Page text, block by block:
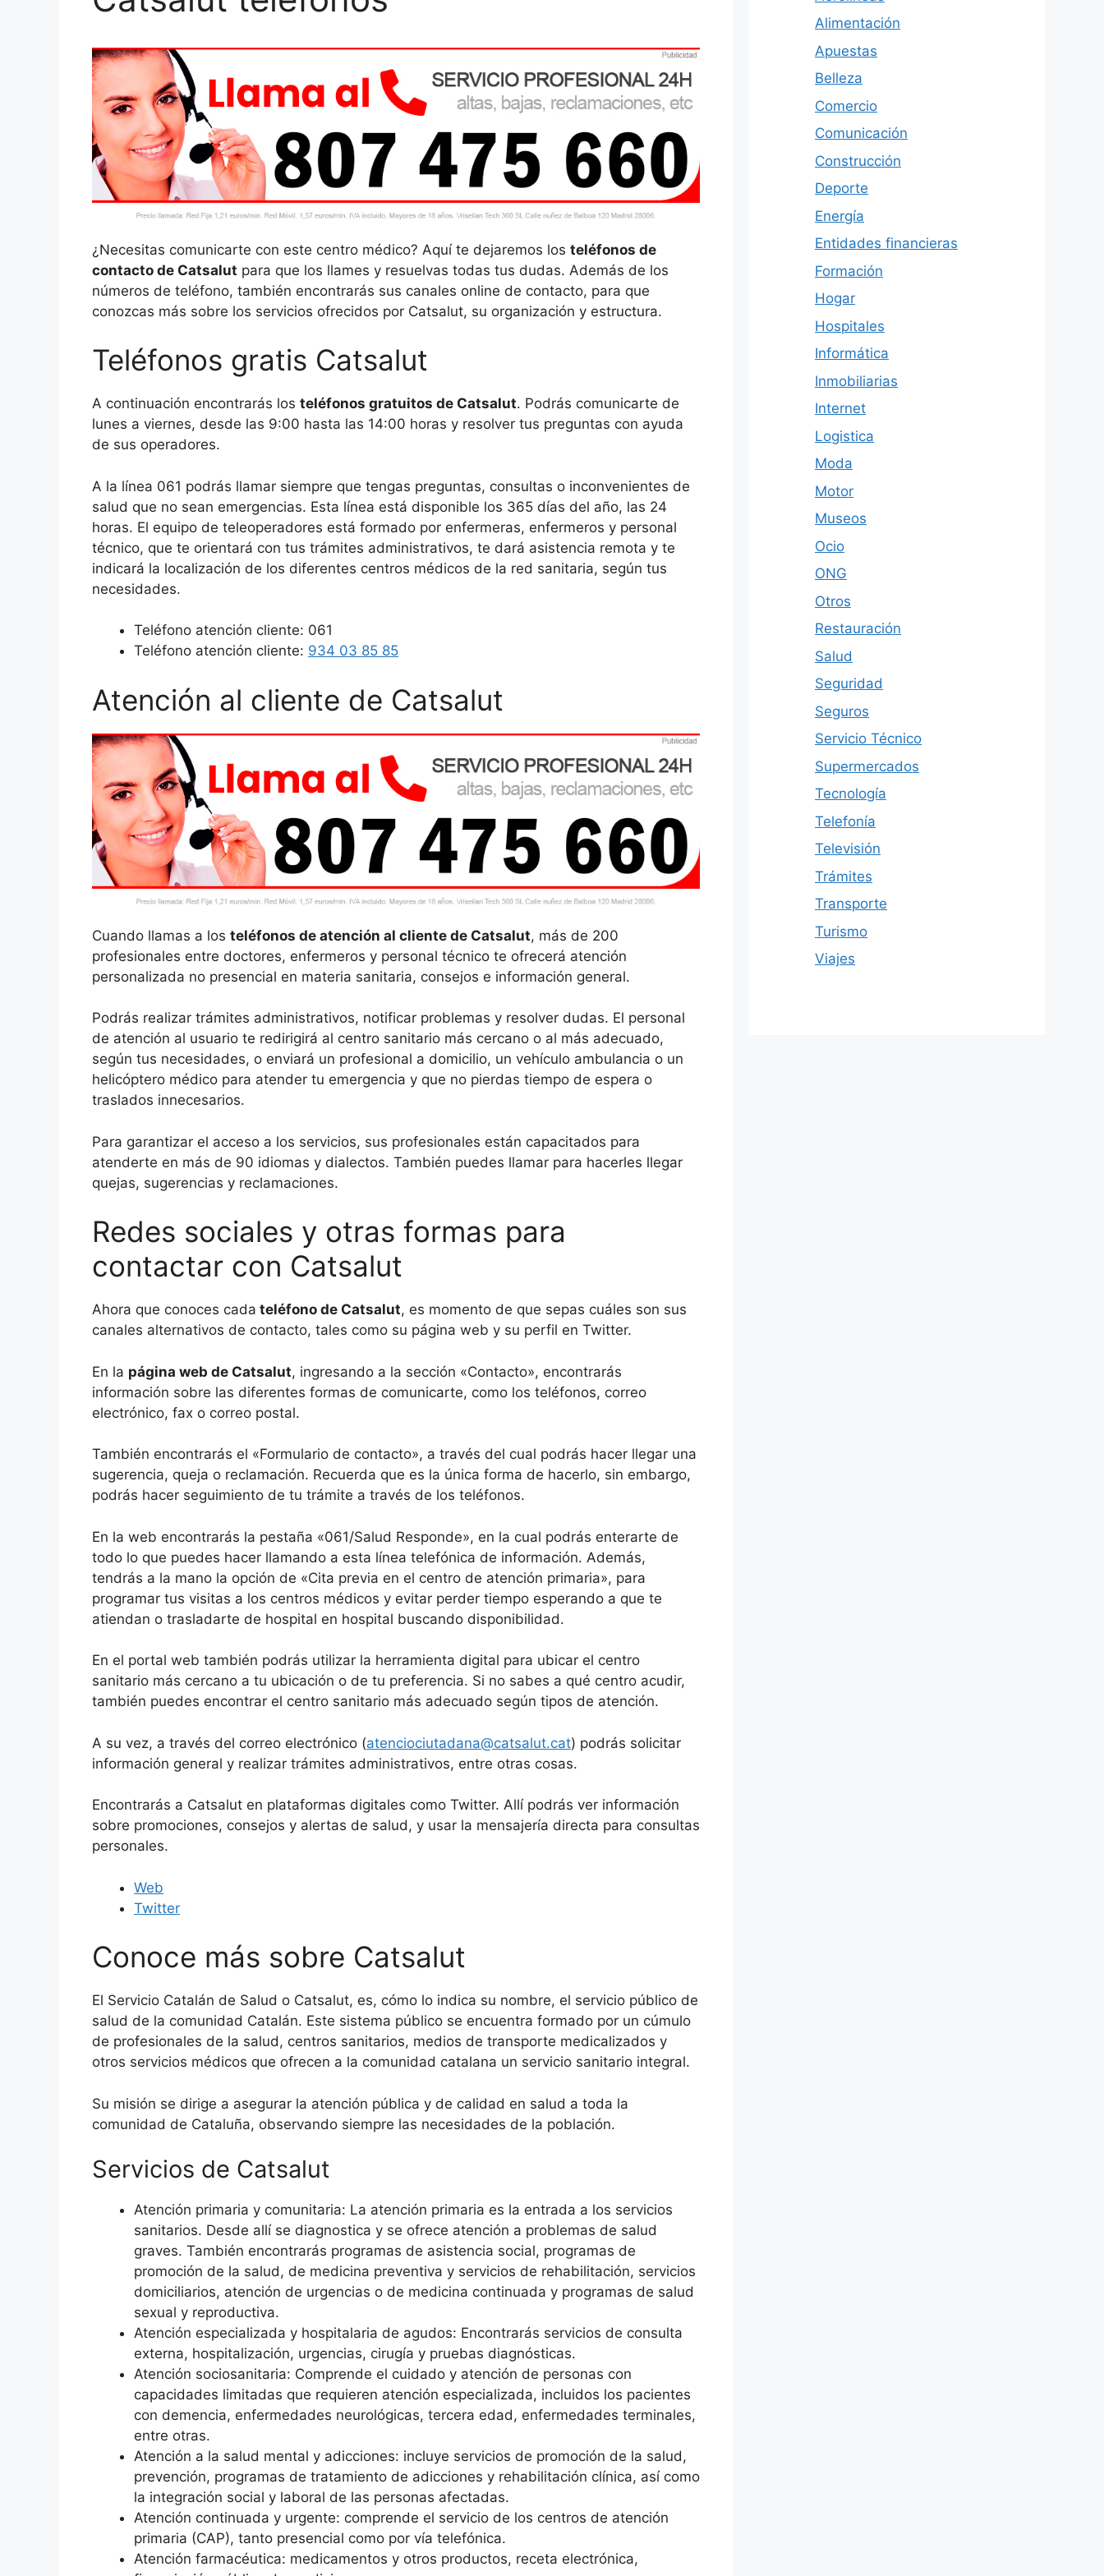
¿Necesitas comunicarte con este centro médico? Aquí te dejaremos los teléfonos de
contacto de Catsalut para que los llames y resuelvas todas tus dudas. Además de los
números de teléfono, también encontrarás sus canales online de contacto, para que
conozcas más sobre los servicios ofrecidos por Catsalut, su organización y estructura.
Teléfonos gratis Catsalut
A continuación encontrarás los teléfonos gratuitos de Catsalut. Podrás comunicarte de
lunes a viernes, desde las 9:00 hasta las 14:00 horas y resolver tus preguntas con ayuda
de sus operadores.
A la línea 061 podrás llamar siempre que tengas preguntas, consultas o inconvenientes de
salud que no sean emergencias. Esta línea está disponible los 365 días del año, las 24
horas. El equipo de teleoperadores está formado por enfermeras, enfermeros y personal
técnico, que te orientará con tus trámites administrativos, te dará asistencia remota y te
indicará la localización de los diferentes centros médicos de la red sanitaria, según tus
necesidades.
Teléfono atención cliente: 061
Teléfono atención cliente: 934 03 85 85
Atención al cliente de Catsalut
Cuando llamas a los teléfonos de atención al cliente de Catsalut, más de 200
profesionales entre doctores, enfermeros y personal técnico te ofrecerá atención
personalizada no presencial en materia sanitaria, consejos e información general.
Podrás realizar trámites administrativos, notificar problemas y resolver dudas. El personal
de atención al usuario te redirigirá al centro sanitario más cercano o al más adecuado,
según tus necesidades, o enviará un profesional a domicilio, un vehículo ambulancia o un
helicóptero médico para atender tu emergencia y que no pierdas tiempo de espera o
traslados innecesarios.
Para garantizar el acceso a los servicios, sus profesionales están capacitados para
atenderte en más de 90 idiomas y dialectos. También puedes llamar para hacerles llegar
quejas, sugerencias y reclamaciones.
Redes sociales y otras formas para
contactar con Catsalut
Ahora que conoces cada teléfono de Catsalut, es momento de que sepas cuáles son sus
canales alternativos de contacto, tales como su página web y su perfil en Twitter.
En la página web de Catsalut, ingresando a la sección «Contacto», encontrarás
información sobre las diferentes formas de comunicarte, como los teléfonos, correo
electrónico, fax o correo postal.
También encontrarás el «Formulario de contacto», a través del cual podrás hacer llegar una
sugerencia, queja o reclamación. Recuerda que es la única forma de hacerlo, sin embargo,
podrás hacer seguimiento de tu trámite a través de los teléfonos.
En la web encontrarás la pestaña «061/Salud Responde», en la cual podrás enterarte de
todo lo que puedes hacer llamando a esta línea telefónica de información. Además,
tendrás a la mano la opción de «Cita previa en el centro de atención primaria», para
programar tus visitas a los centros médicos y evitar perder tiempo esperando a que te
atiendan o trasladarte de hospital en hospital buscando disponibilidad.
En el portal web también podrás utilizar la herramienta digital para ubicar el centro
sanitario más cercano a tu ubicación o de tu preferencia. Si no sabes a qué centro acudir,
también puedes encontrar el centro sanitario más adecuado según tipos de atención.
A su vez, a través del correo electrónico (atenciociutadana@catsalut.cat) podrás solicitar
información general y realizar trámites administrativos, entre otras cosas.
Encontrarás a Catsalut en plataformas digitales como Twitter. Allí podrás ver información
sobre promociones, consejos y alertas de salud, y usar la mensajería directa para consultas
personales.
Web
Twitter
Conoce más sobre Catsalut
El Servicio Catalán de Salud o Catsalut, es, cómo lo indica su nombre, el servicio público de
salud de la comunidad Catalán. Este sistema público se encuentra formado por un cúmulo
de profesionales de la salud, centros sanitarios, medios de transporte medicalizados y
otros servicios médicos que ofrecen a la comunidad catalana un servicio sanitario integral.
Su misión se dirige a asegurar la atención pública y de calidad en salud a toda la
comunidad de Cataluña, observando siempre las necesidades de la población.
Servicios de Catsalut
Atención primaria y comunitaria: La atención primaria es la entrada a los servicios
sanitarios. Desde allí se diagnostica y se ofrece atención a problemas de salud
graves. También encontrarás programas de asistencia social, programas de
promoción de la salud, de medicina preventiva y servicios de rehabilitación, servicios
domiciliarios, atención de urgencias o de medicina continuada y programas de salud
sexual y reproductiva.
Atención especializada y hospitalaria de agudos: Encontrarás servicios de consulta
externa, hospitalización, urgencias, cirugía y pruebas diagnósticas.
Atención sociosanitaria: Comprende el cuidado y atención de personas con
capacidades limitadas que requieren atención especializada, incluidos los pacientes
con demencia, enfermedades neurológicas, tercera edad, enfermedades terminales,
entre otras.
Atención a la salud mental y adicciones: incluye servicios de promoción de la salud,
prevención, programas de tratamiento de adicciones y rehabilitación clínica, así como
la integración social y laboral de las personas afectadas.
Atención continuada y urgente: comprende el servicio de los centros de atención
primaria (CAP), tanto presencial como por vía telefónica.
Atención farmacéutica: medicamentos y otros productos, receta electrónica,
Alimentación
Apuestas
Belleza
Comercio
Comunicación
Construcción
Deporte
Energía
Entidades financieras
Formación
Hogar
Hospitales
Informática
Inmobiliarias
Internet
Logistica
Moda
Motor
Museos
Ocio
ONG
Otros
Restauración
Salud
Seguridad
Seguros
Servicio Técnico
Supermercados
Tecnología
Telefonía
Televisión
Trámites
Transporte
Turismo
Viajes